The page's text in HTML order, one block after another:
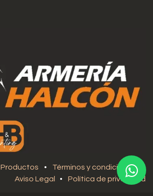
Productos • Términos y condiciones
•
Aviso Legal
• Política de privacidad